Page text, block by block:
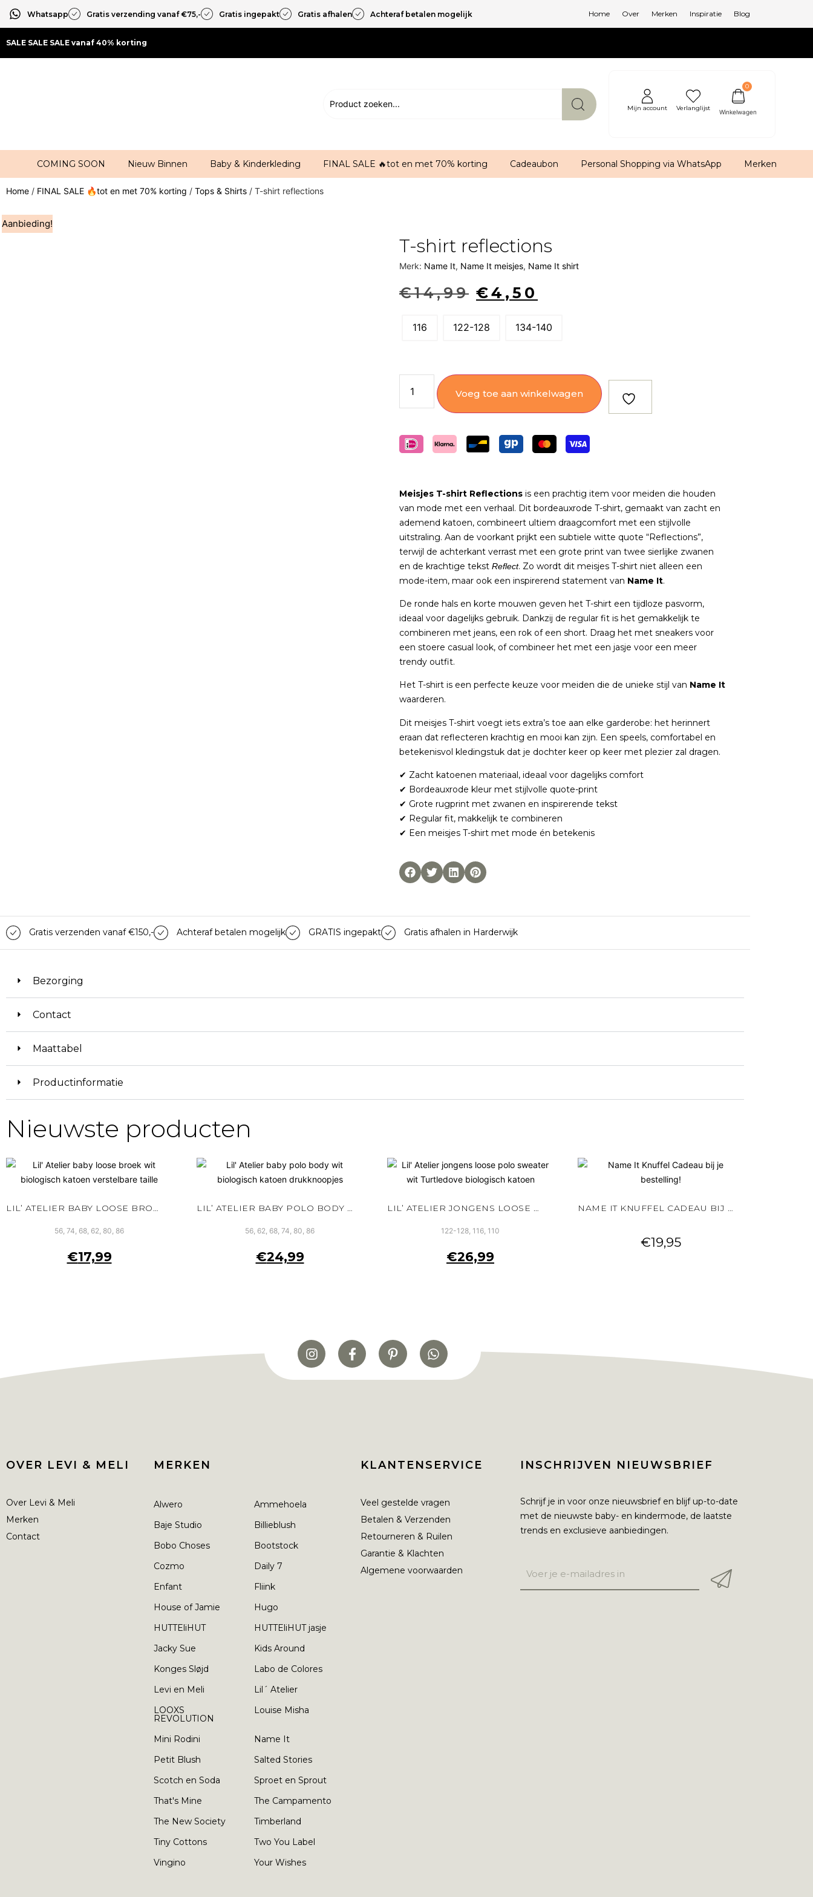
Whatsapp Gratis verzending vanaf €75,- Gratis ingepakt Gratis afhalen Achteraf betalen mogelijk Home Over Merken Inspiratie Blog
SALE SALE SALE vanaf 40% korting
Mijn account Verlanglijst
0
COMING SOON Nieuw Binnen Baby & Kinderkleding FINAL SALE 🔥tot en met 70% korting Cadeaubon Personal Shopping via WhatsApp Merken
Home / FINAL SALE 🔥tot en met 70% korting / Tops & Shirts / T-shirt reflections
Aanbieding!
T-shirt reflections
Merk: Name It, Name It meisjes, Name It shirt
€14,99 €4,50
116 122-128 134-140
Voeg toe aan winkelwagen
Meisjes T-shirt Reflections is een prachtig item voor meiden die houden
van mode met een verhaal. Dit bordeauxrode T-shirt, gemaakt van zacht en
ademend katoen, combineert ultiem draagcomfort met een stijlvolle
uitstraling. Aan de voorkant prijkt een subtiele witte quote “Reflections”,
terwijl de achterkant verrast met een grote print van twee sierlijke zwanen
en de krachtige tekst Reflect. Zo wordt dit meisjes T-shirt niet alleen een
mode-item, maar ook een inspirerend statement van Name It.
De ronde hals en korte mouwen geven het T-shirt een tijdloze pasvorm,
ideaal voor dagelijks gebruik. Dankzij de regular fit is het gemakkelijk te
combineren met jeans, een rok of een short. Draag het met sneakers voor
een stoere casual look, of combineer het met een jasje voor een meer
trendy outfit.
Het T-shirt is een perfecte keuze voor meiden die de unieke stijl van Name It
waarderen.
Dit meisjes T-shirt voegt iets extra’s toe aan elke garderobe: het herinnert
eraan dat reflecteren krachtig en mooi kan zijn. Een speels, comfortabel en
betekenisvol kledingstuk dat je dochter keer op keer met plezier zal dragen.
✔ Zacht katoenen materiaal, ideaal voor dagelijks comfort
✔ Bordeauxrode kleur met stijlvolle quote-print
✔ Grote rugprint met zwanen en inspirerende tekst
✔ Regular fit, makkelijk te combineren
✔ Een meisjes T-shirt met mode én betekenis
Gratis verzenden vanaf €150,- Achteraf betalen mogelijk GRATIS ingepakt Gratis afhalen in Harderwijk
Bezorging
Contact
Maattabel
Productinformatie
Nieuwste producten
56, 74, 68, 62, 80, 86
€17,99
56, 62, 68, 74, 80, 86
€24,99
122-128, 116, 110
€26,99
€19,95
OVER LEVI & MELI
Over Levi & Meli
Merken
Contact
MERKEN
Alwero
Ammehoela
Baje Studio
Billieblush
Bobo Choses
Bootstock
Cozmo
Daily 7
Enfant
Fliink
House of Jamie
Hugo
HUTTEliHUT
HUTTEliHUT jasje
Jacky Sue
Kids Around
Konges Sløjd
Labo de Colores
Levi en Meli
Lil´ Atelier
LOOXS
REVOLUTION
Louise Misha
Mini Rodini
Name It
Petit Blush
Salted Stories
Scotch en Soda
Sproet en Sprout
That's Mine
The Campamento
The New Society
Timberland
Tiny Cottons
Two You Label
Vingino
Your Wishes
KLANTENSERVICE
Veel gestelde vragen
Betalen & Verzenden
Retourneren & Ruilen
Garantie & Klachten
Algemene voorwaarden
INSCHRIJVEN NIEUWSBRIEF
Schrijf je in voor onze nieuwsbrief en blijf up-to-date
met de nieuwste baby- en kindermode, de laatste
trends en exclusieve aanbiedingen.